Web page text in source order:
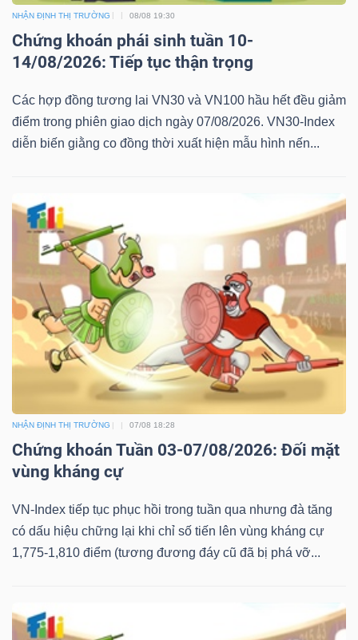
NHẬN ĐỊNH THỊ TRƯỜNG 08/08 19:30
Chứng khoán phái sinh tuần 10-
14/08/2026: Tiếp tục thận trọng
Các hợp đồng tương lai VN30 và VN100 hầu hết đều giảm
điểm trong phiên giao dịch ngày 07/08/2026. VN30-Index
diễn biến giằng co đồng thời xuất hiện mẫu hình nến...
NHẬN ĐỊNH THỊ TRƯỜNG 07/08 18:28
Chứng khoán Tuần 03-07/08/2026: Đối mặt
vùng kháng cự
VN-Index tiếp tục phục hồi trong tuần qua nhưng đà tăng
có dấu hiệu chững lại khi chỉ số tiến lên vùng kháng cự
1,775-1,810 điểm (tương đương đáy cũ đã bị phá vỡ...